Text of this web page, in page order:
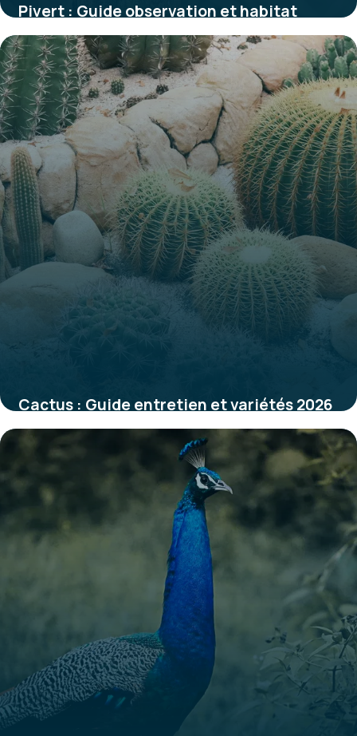
Pivert : Guide observation et habitat
1 juin 2026
Cactus : Guide entretien et variétés 2026
31 mai 2026